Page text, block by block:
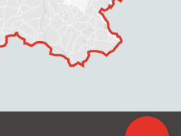
Description